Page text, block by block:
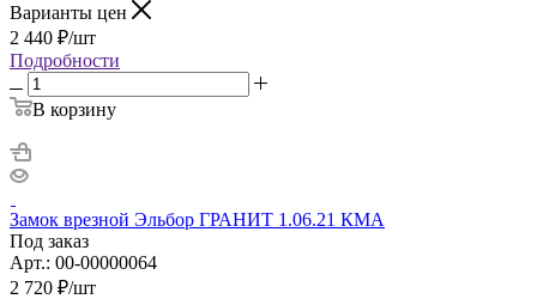
Варианты цен
2 440 ₽/шт
Подробности
В корзину
Замок врезной Эльбор ГРАНИТ 1.06.21 КМА
Под заказ
Арт.: 00-00000064
2 720 ₽/шт